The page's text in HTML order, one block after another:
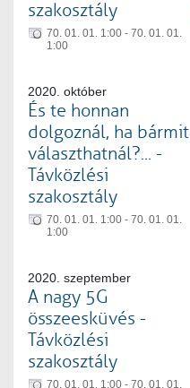
szakosztály
70. 01. 01. 1:00 - 70. 01. 01.
1:00
2020. október
És te honnan
dolgoznál, ha bármit
választhatnál?... -
Távközlési
szakosztály
70. 01. 01. 1:00 - 70. 01. 01.
1:00
2020. szeptember
A nagy 5G
összeesküvés -
Távközlési
szakosztály
70. 01. 01. 1:00 - 70. 01. 01.